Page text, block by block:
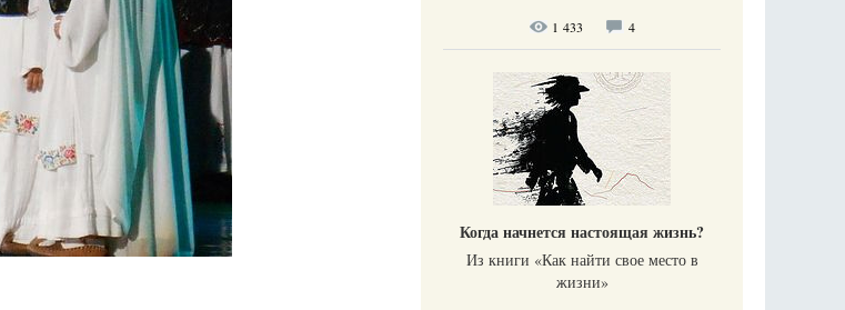
1 433 4
Когда начнется настоящая жизнь?
Из книги «Как найти свое место в
жизни​»